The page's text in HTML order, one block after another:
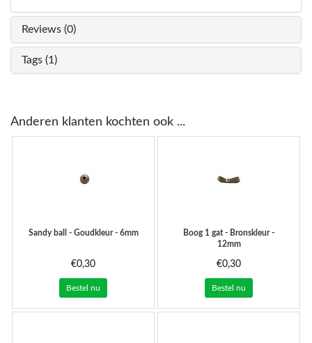
Reviews (0)
Tags (1)
Anderen klanten kochten ook ...
Sandy ball - Goudkleur - 6mm
€0,30
Bestel nu
Boog 1 gat - Bronskleur -
12mm
€0,30
Bestel nu